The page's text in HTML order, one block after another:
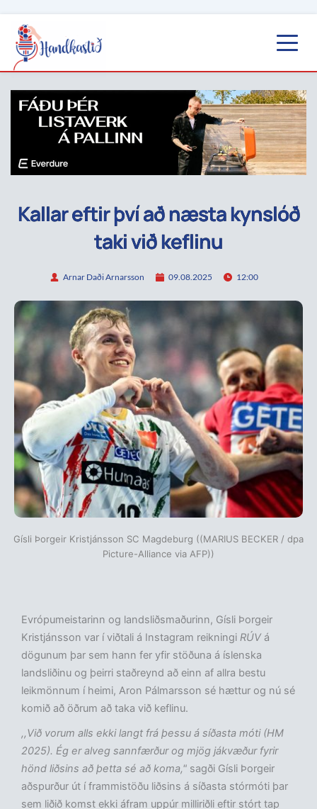
Kallar eftir því að næsta kynslóð
taki við keflinu
Arnar Daði Arnarsson 09.08.2025 12:00
Gísli Þorgeir Kristjánsson SC Magdeburg ((MARIUS BECKER / dpa
Picture-Alliance via AFP))
Evrópumeistarinn og landsliðsmaðurinn, Gísli Þorgeir
Kristjánsson var í viðtali á Instagram reikningi RÚVá
dögunum þar sem hann fer yfir stöðuna á íslenska
landsliðinu og þeirri staðreynd að einn af allra bestu
leikmönnum í heimi, Aron Pálmarsson sé hættur og nú sé
komið að öðrum að taka við keflinu.
,,Við vorum alls ekki langt frá þessu á síðasta móti (HM
2025). Ég er alveg sannfærður og mjög jákvæður fyrir
hönd liðsins að þetta sé að koma," sagði Gísli Þorgeir
aðspurður út í frammistöðu liðsins á síðasta stórmóti þar
sem liðið komst ekki áfram uppúr milliriðli eftir stórt tap